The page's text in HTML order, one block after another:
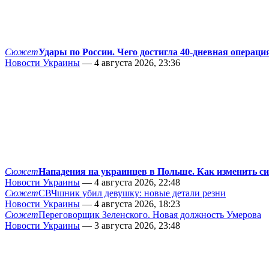
СюжетУдары по России. Чего достигла 40-дневная
Новости Украины — 4 августа 2026, 23:36
СюжетНападения на украинцев в Польше. Как изменить
Новости Украины — 4 августа 2026, 22:48
СюжетСВЧшник убил девушку: новые детали резни
Новости Украины — 4 августа 2026, 18:23
СюжетПереговорщик Зеленского. Новая должность Умерова
Новости Украины — 3 августа 2026, 23:48